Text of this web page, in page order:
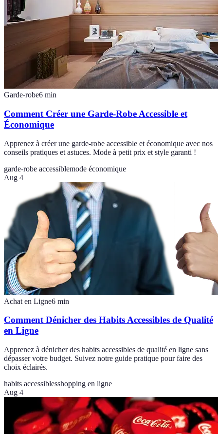
Garde-robe6 min
Comment Créer une Garde-Robe Accessible et
Économique
Apprenez à créer une garde-robe accessible et économique avec nos
conseils pratiques et astuces. Mode à petit prix et style garanti !
garde-robe accessiblemode économique
Aug 4
Achat en Ligne6 min
Comment Dénicher des Habits Accessibles de Qualité
en Ligne
Apprenez à dénicher des habits accessibles de qualité en ligne sans
dépasser votre budget. Suivez notre guide pratique pour faire des
choix éclairés.
habits accessiblesshopping en ligne
Aug 4